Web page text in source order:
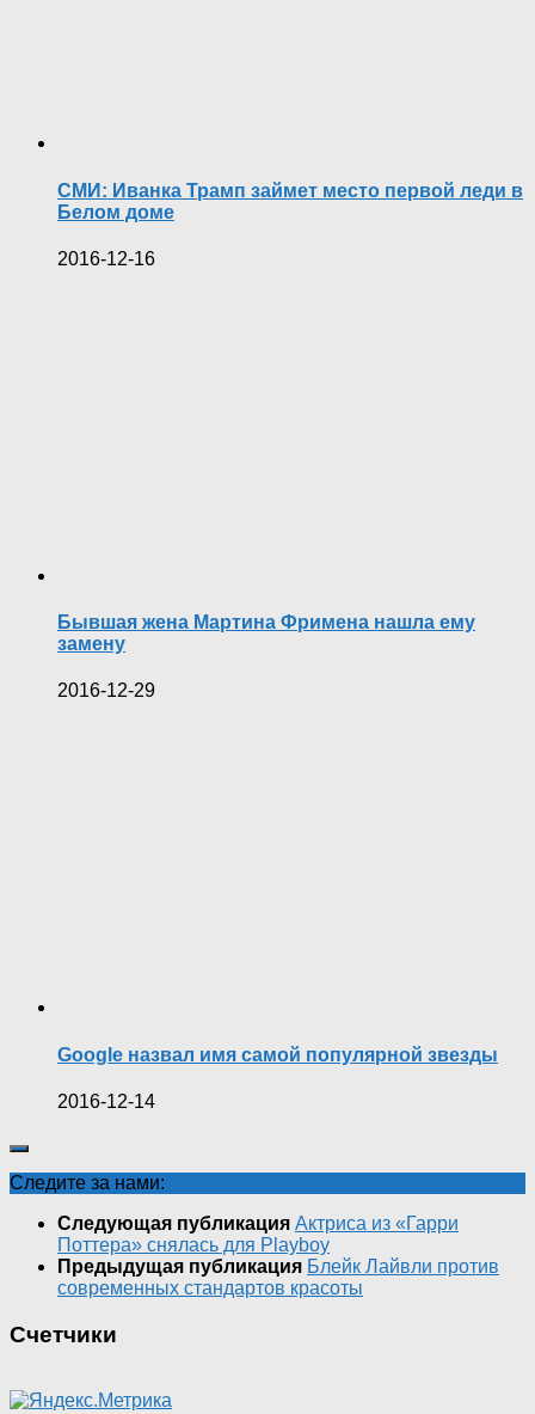
СМИ: Иванка Трамп займет место первой леди в
Белом доме
2016-12-16
Бывшая жена Мартина Фримена нашла ему
замену
2016-12-29
Google назвал имя самой популярной звезды
2016-12-14
Следите за нами:
Следующая публикация Актриса из «Гарри
Поттера» снялась для Playboy
Предыдущая публикация Блейк Лайвли против
современных стандартов красоты
Счетчики